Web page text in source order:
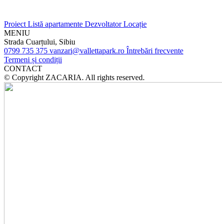
Proiect Listă apartamente DezvoltatorLocație
MENIU
Strada Cuarțului, Sibiu
0799 735 375 vanzari@vallettapark.ro Întrebări frecvente
Termeni și condiții
CONTACT
© Copyright ZACARIA. All rights reserved.